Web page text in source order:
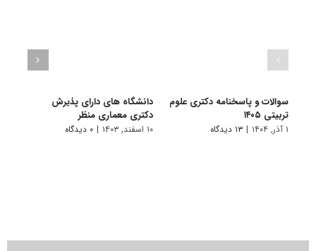
سوالات و پاسخنامه دکتری علوم
تربیتی ۱۴۰۵
۱ آذر, ۱۴۰۴ | ۱۳ دیدگاه
دانشگاه های دارای پذیرش
دکتری ﻣﻌﻤﺎری منظر
۱۰ اسفند, ۱۴۰۳ | ۰ دیدگاه